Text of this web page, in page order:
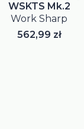
WSKTS Mk.2
Work Sharp
Cena
562,99 zł